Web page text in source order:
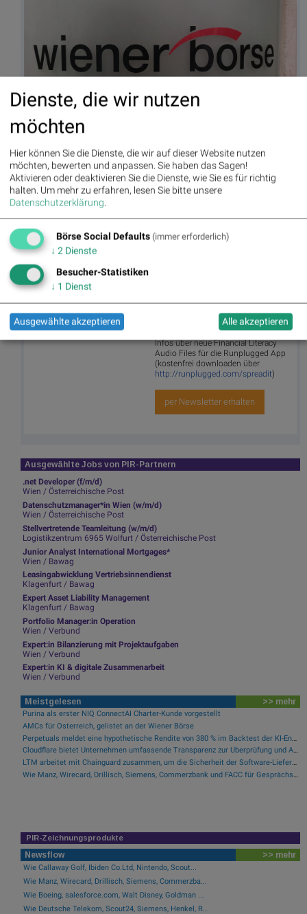
Wiener Börse, ATX; Credit: beigestellt, (© https://depositphotos.com)
Autor
Christine
Petzwinkler
Börse Social Network/Magazine
Useletter
"Evening Xtrakt" heben sich deutlich
von den gängigen Newslettern ab.
Beispiele ansehen bzw. kostenfrei
Infos über neue Financial Literacy
Audio Files für die Runplugged App
(kostenfrei downloaden über
http://runplugged.com/spreadit)
per Newsletter erhalten
Ausgewählte Jobs von PIR-Partnern
.net Developer (f/m/d)
Wien / Österreichische Post
Datenschutzmanager*in Wien (w/m/d)
Wien / Österreichische Post
Stellvertretende Teamleitung (w/m/d)
Logistikzentrum 6965 Wolfurt / Österreichische Post
Junior Analyst International Mortgages*
Wien / Bawag
Leasingabwicklung Vertriebsinnendienst
Klagenfurt / Bawag
Expert Asset Liability Management
Klagenfurt / Bawag
Portfolio Manager:in Operation
Wien / Verbund
Expert:in Bilanzierung mit Projektaufgaben
Wien / Verbund
Expert:in KI & digitale Zusammenarbeit
Wien / Verbund
Meistgelesen >> mehr
Purina als erster NIQ ConnectAI Charter-Kunde vorgestellt
AMCs für Österreich, gelistet an der Wiener Börse
Perpetuals meldet eine hypothetische Rendite von 380 % im Backtest der KI-Engine, die die risikofreie Handelsplattform „UpsideOnly“ antreibt
Cloudflare bietet Unternehmen umfassende Transparenz zur Überprüfung und Analyse des KI-Einsatzes
LTM arbeitet mit Chainguard zusammen, um die Sicherheit der Software-Lieferkette durch BlueVerse™ RightLogic zu stärken
Wie Manz, Wirecard, Drillisch, Siemens, Commerzbank und FACC für Gesprächsstoff sorgten
PIR-Zeichnungsprodukte
Newsflow >> mehr
Wie Callaway Golf, Ibiden Co.Ltd, Nintendo, Scout...
Wie Manz, Wirecard, Drillisch, Siemens, Commerzba...
Wie Boeing, salesforce.com, Walt Disney, Goldman ...
Wie Deutsche Telekom, Scout24, Siemens, Henkel, R...
Dienste, die wir nutzen
möchten
Hier können Sie die Dienste, die wir auf dieser Website nutzen
möchten, bewerten und anpassen. Sie haben das Sagen!
Aktivieren oder deaktivieren Sie die Dienste, wie Sie es für richtig
halten. Um mehr zu erfahren, lesen Sie bitte unsere
Datenschutzerklärung.
Börse Social Defaults (immer erforderlich)
↓ 2 Dienste
Besucher-Statistiken
↓ 1 Dienst
Ausgewählte akzeptieren Alle akzeptieren